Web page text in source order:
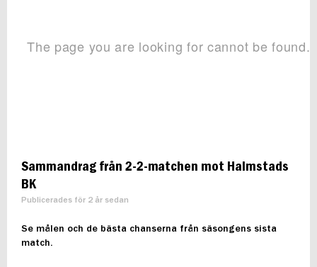
Sammandrag från 2-2-matchen mot Halmstads
BK
Publicerades för 2 år sedan
Se målen och de bästa chanserna från säsongens sista
match.